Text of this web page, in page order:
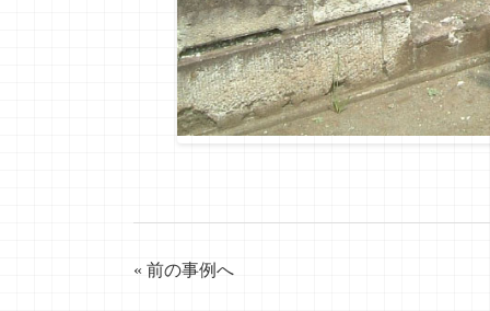
« 前の事例へ